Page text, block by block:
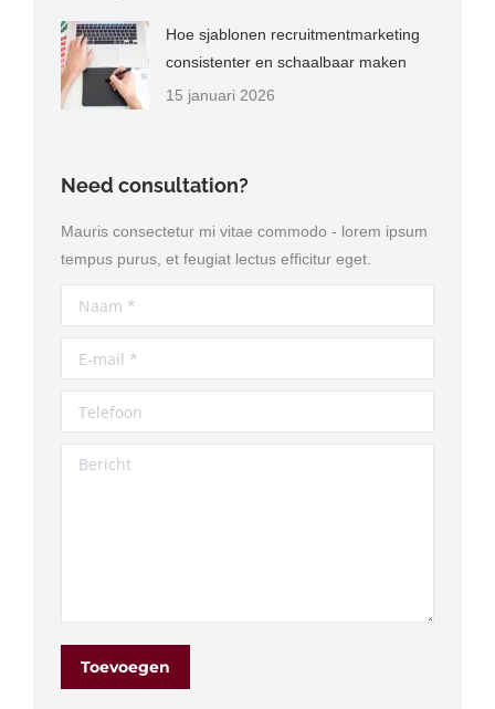
Hoe sjablonen recruitmentmarketing
consistenter en schaalbaar maken
15 januari 2026
Need consultation?
Mauris consectetur mi vitae commodo - lorem ipsum
tempus purus, et feugiat lectus efficitur eget.
Naam *
E-mail *
Telefoon
Bericht
Toevoegen